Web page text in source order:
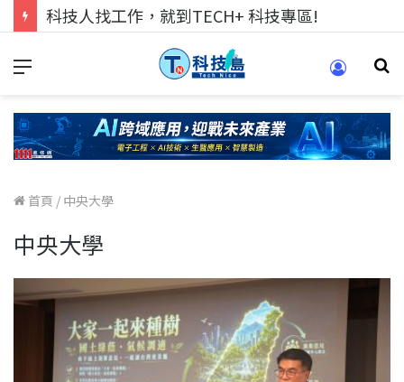
首頁 / 中央大學
中央大學